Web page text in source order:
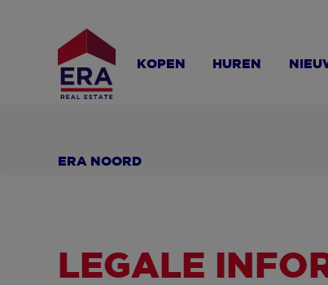
KOPEN HUREN
ERA NOORD
LEGALE